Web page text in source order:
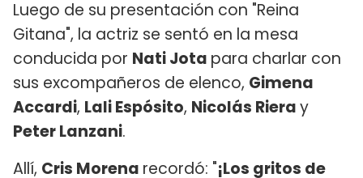
Luego de su presentación con "Reina
Gitana", la actriz se sentó en la mesa
conducida por Nati Jota para charlar con
sus excompañeros de elenco, Gimena
Accardi, Lali Espósito, Nicolás Rieray
Peter Lanzani.
Allí, Cris Morena recordó: "¡Los gritos de